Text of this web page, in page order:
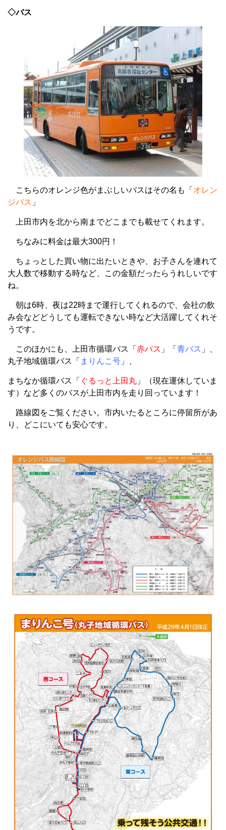
◇バス
こちらのオレンジ色がまぶしいバスはその名も「 オレン
ジバス 」
上田市内を北から南までどこまでも載せてくれます。
ちなみに料金は最大300円！
ちょっとした買い物に出たいときや、お子さんを連れて
大人数で移動する時など、この金額だったらうれしいです
ね。
朝は6時、夜は22時まで運行してくれるので、会社の飲
み会などどうしても運転できない時など大活躍してくれそ
うです。
このほかにも、上田市循環バス「 赤バス 」「 青バス 」、
丸子地域循環バス「 まりんこ号 」、
まちなか循環バス「 ぐるっと上田丸 」（現在運休していま
す）など多くのバスが上田市内を走り回っています！
路線図をご覧ください。市内いたるところに停留所があ
り、どこにいても安心です。